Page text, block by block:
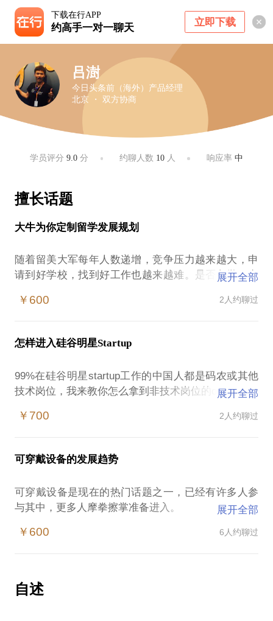
下载在行APP
约高手一对一聊天 立即下载
吕澍
今日头条前（海外）产品经理
北京 ・ 双方协商
学员评分9.0 分 约聊人数 10人 响应率 中
擅长话题
大牛为你定制留学发展规划
随着留美大军每年人数递增，竞争压力越来越大，申
请到好学校，找到好工作也越来越难。是否留学，申
你提前规划好。
Berkeley UCLA USC（商学院）
Columbia（Finance）录取，对于申请流程及学校信
愿意与你交流的内容包括：
如果一开始就确定要读计算机、金融等专业，哪些学
校是你的最好选择？除了人尽皆知的MIT CMU 和
络会有怎样的影响？
展开全部
￥600 2人约聊过
怎样进入硅谷明星Startup
99%在硅谷明星startup工作的中国人都是码农或其他
技术岗位，我来教你怎么拿到非技术岗位的offer。
参与硅谷创业公司Pebble，打造出的智能手表是
此后加入苹果前CEO约翰·斯卡利一手创办的可穿戴品
牌Misfit，作为Misfit手环的产品经理。
况，对于如何应聘、如何成长都有许多经验能够与你
分享。
同时可以为你介绍美国一些超火app的成长史 （如
展开全部
￥700 2人约聊过
可穿戴设备的发展趋势
可穿戴设备是现在的热门话题之一，已经有许多人参
与其中，更多人摩拳擦掌准备进入。
金，你该如何参与？
有更加深入的认识。
在这个话题中，我将与你分享的内容包括：
展开全部
￥600 6人约聊过
自述